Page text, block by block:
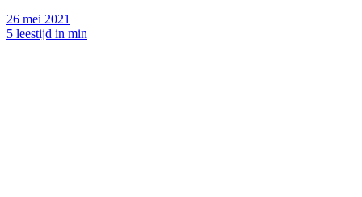
26 mei 2021
5 leestijd in min